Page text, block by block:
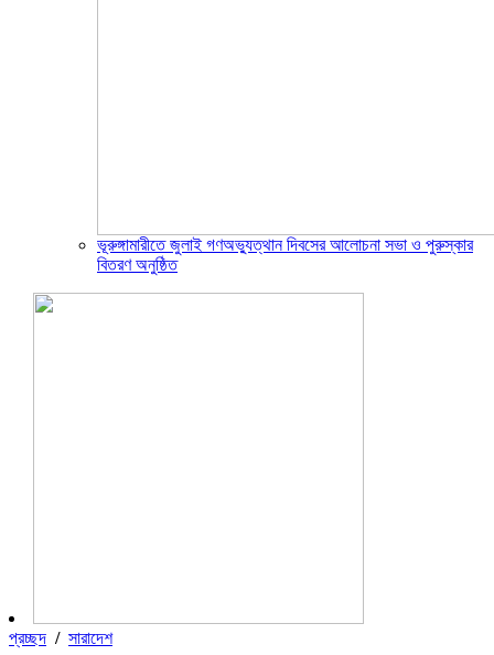
ভূরুঙ্গামারীতে জুলাই গণঅভ্যুত্থান দিবসের আলোচনা সভা ও পুরুস্কার
বিতরণ অনুষ্ঠিত
প্রচ্ছদ / সারাদেশ